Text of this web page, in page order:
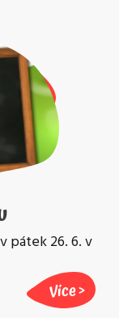
pátek 26. 6. v
Více